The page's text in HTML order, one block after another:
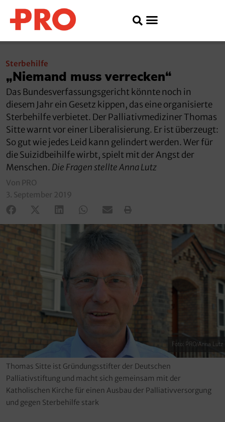
Sterbehilfe
„Niemand muss verrecken“
Das Bundesverfassungsgericht könnte noch in
diesem Jahr ein Gesetz kippen, das eine organisierte
Sterbehilfe verbietet. Der Palliativmediziner Thomas
Sitte warnt vor einer Liberalisierung. Er ist überzeugt:
So gut wie jedes Leid kann gelindert werden. Wer für
die Suizidbeihilfe wirbt, spielt mit der Angst der
Menschen. Die Fragen stellte Anna Lutz
Von PRO
3. September 2019
Foto: PRO/Anna Lutz
Thomas Sitte ist Gründungsstifter der Deutschen
Palliativstiftung und macht sich gemeinsam mit der
Katholischen Kirche für einen Ausbau der Palliativversorgung
und gegen Sterbehilfe stark